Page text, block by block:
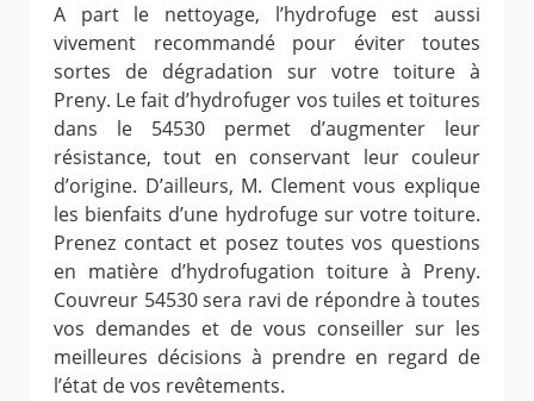
A part le nettoyage, l’hydrofuge est aussi
vivement recommandé pour éviter toutes
sortes de dégradation sur votre toiture à
Preny. Le fait d’hydrofuger vos tuiles et toitures
dans le 54530 permet d’augmenter leur
résistance, tout en conservant leur couleur
d’origine. D’ailleurs, M. Clement vous explique
les bienfaits d’une hydrofuge sur votre toiture.
Prenez contact et posez toutes vos questions
en matière d’hydrofugation toiture à Preny.
Couvreur 54530 sera ravi de répondre à toutes
vos demandes et de vous conseiller sur les
meilleures décisions à prendre en regard de
l’état de vos revêtements.